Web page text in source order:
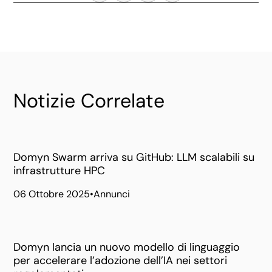
Notizie Correlate
Domyn Swarm arriva su GitHub: LLM scalabili su
infrastrutture HPC
06 Ottobre 2025•Annunci
Domyn lancia un nuovo modello di linguaggio
per accelerare l’adozione dell’IA nei settori